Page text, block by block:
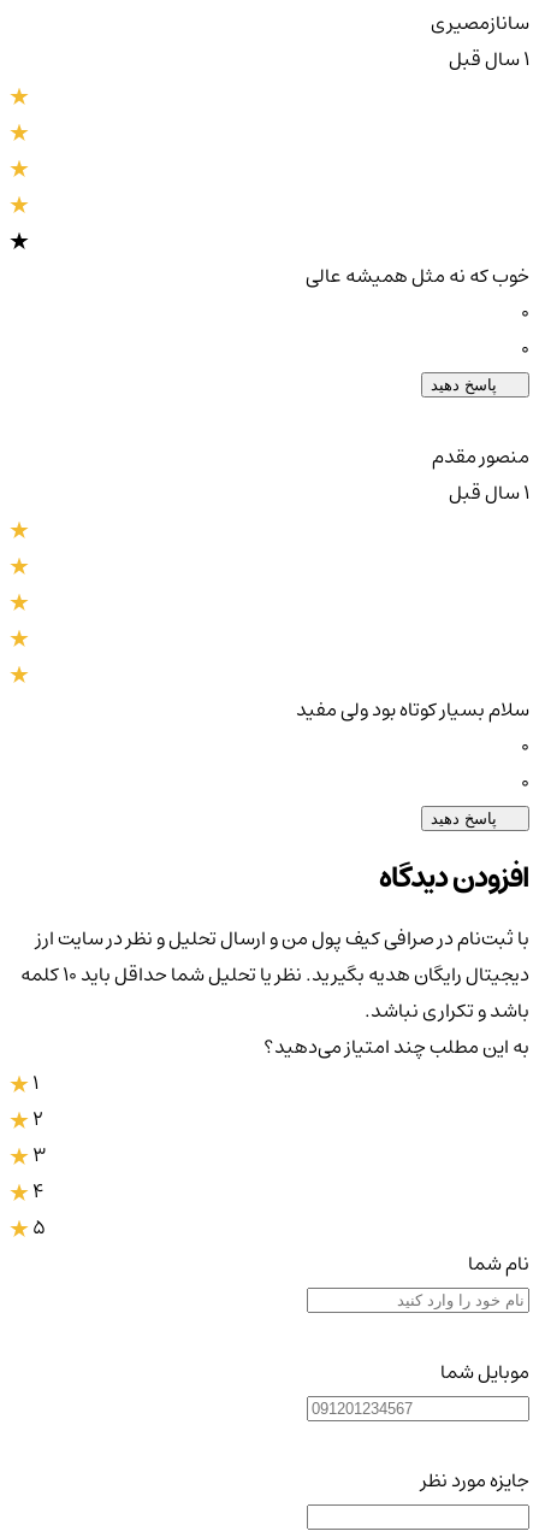
سانازمصیری
خوب که نه مثل همیشه عالی
پاسخ دهید
منصور مقدم
سلام بسیار کوتاه بود ولی مفید
پاسخ دهید
افزودن دیدگاه
با ثبت‌نام در صرافی کیف پول من و ارسال تحلیل و نظر در سایت ارز
دیجیتال رایگان هدیه بگیرید. نظر یا تحلیل شما حداقل باید ۱۰ کلمه
باشد و تکراری نباشد.
به این مطلب چند امتیاز می‌دهید؟
3
4
5
نام شما
موبایل شما
جایزه مورد نظر